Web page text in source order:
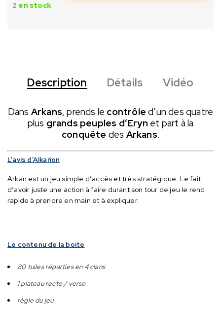
2 en stock
Description Détails Vidéo
Dans Arkans, prends le contrôle d’un des quatre
plus grands peuples d’Eryn et part à la
conquête des Arkans.
L’avis d’Alkarion
Arkan est un jeu simple d’accès et très stratégique. Le fait
d’avoir juste une action à faire durant son tour de jeu le rend
rapide à prendre en main et à expliquer.
Le contenu de la boite
80 tuiles réparties en 4 clans
1 plateau recto / verso
règle du jeu